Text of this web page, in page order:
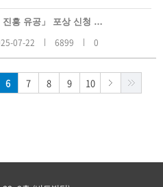
[공고] 「2025 기업가정신 확산 및 진흥 유공」 포상 신청 공고(~9/4)
07-22 6899 0
6 7 8 9 10